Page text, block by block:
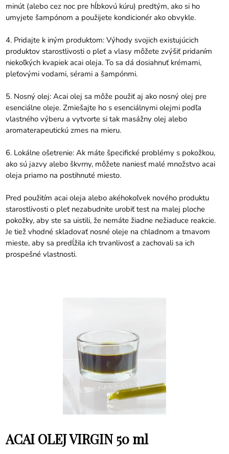
minút (alebo cez noc pre hĺbkovú kúru) predtým, ako si ho
umyjete šampónom a použijete kondicionér ako obvykle.
4. Pridajte k iným produktom: Výhody svojich existujúcich
produktov starostlivosti o pleť a vlasy môžete zvýšiť pridaním
niekoľkých kvapiek acai oleja. To sa dá dosiahnuť krémami,
pleťovými vodami, sérami a šampónmi.
5. Nosný olej: Acai olej sa môže použiť aj ako nosný olej pre
esenciálne oleje. Zmiešajte ho s esenciálnymi olejmi podľa
vlastného výberu a vytvorte si tak masážny olej alebo
aromaterapeutickú zmes na mieru.
6. Lokálne ošetrenie: Ak máte špecifické problémy s pokožkou,
ako sú jazvy alebo škvrny, môžete naniesť malé množstvo acai
oleja priamo na postihnuté miesto.
Pred použitím acai oleja alebo akéhokoľvek nového produktu
starostlivosti o pleť nezabudnite urobiť test na malej ploche
pokožky, aby ste sa uistili, že nemáte žiadne nežiaduce reakcie.
Je tiež vhodné skladovať nosné oleje na chladnom a tmavom
mieste, aby sa predĺžila ich trvanlivosť a zachovali sa ich
prospešné vlastnosti.
ACAI OLEJ VIRGIN 50 ml